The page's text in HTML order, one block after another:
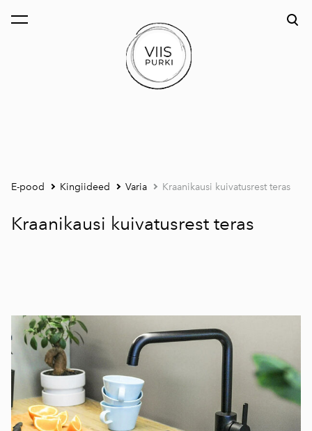
lisati ostukorvi. Vaata ostukorvi
E-pood Kingiideed Varia Kraanikausi kuivatusrest teras
Kraanikausi kuivatusrest teras